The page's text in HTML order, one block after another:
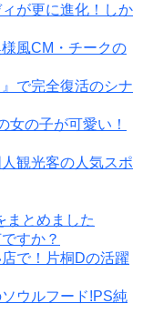
が更に進化！しか
風CM・チークの
で完全復活のシナ
女の子が可愛い！
観光客の人気スポ
まとめました
すか？
で！片桐Dの活躍
ウルフード!PS純